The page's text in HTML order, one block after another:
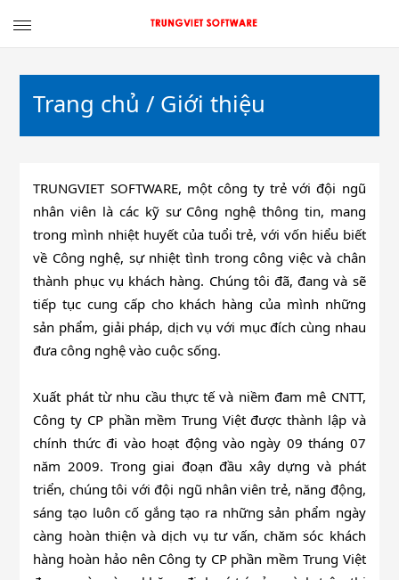
Trang chủ / Giới thiệu
TRUNGVIET SOFTWARE, một công ty trẻ với đội ngũ
nhân viên là các kỹ sư Công nghệ thông tin, mang
trong mình nhiệt huyết của tuổi trẻ, với vốn hiểu biết
về Công nghệ, sự nhiệt tình trong công việc và chân
thành phục vụ khách hàng. Chúng tôi đã, đang và sẽ
tiếp tục cung cấp cho khách hàng của mình những
sản phẩm, giải pháp, dịch vụ với mục đích cùng nhau
đưa công nghệ vào cuộc sống.
Xuất phát từ nhu cầu thực tế và niềm đam mê CNTT,
Công ty CP phần mềm Trung Việt được thành lập và
chính thức đi vào hoạt động vào ngày 09 tháng 07
năm 2009. Trong giai đoạn đầu xây dựng và phát
triển, chúng tôi với đội ngũ nhân viên trẻ, năng động,
sáng tạo luôn cố gắng tạo ra những sản phẩm ngày
càng hoàn thiện và dịch vụ tư vấn, chăm sóc khách
hàng hoàn hảo nên Công ty CP phần mềm Trung Việt